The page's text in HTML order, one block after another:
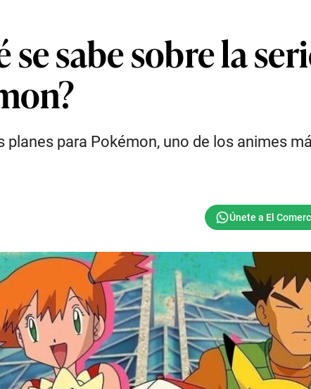
se sabe sobre la
planes para Pokémon, uno de los animes